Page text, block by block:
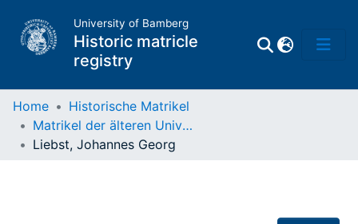
University of Bamberg
Historic matricle
registry
Matrikel
Home
Historische Matrikel
Matrikel der älteren Universität
Liebst, Johannes Georg